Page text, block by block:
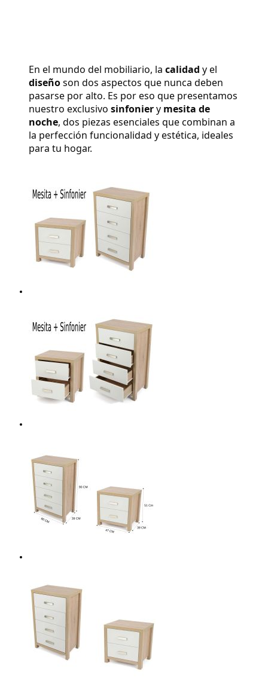
En el mundo del mobiliario, la calidad
diseño son dos aspectos que nunca deben
pasarse por alto. Es por eso que presentamos
nuestro exclusivo sinfonier y mesita de
noche, dos piezas esenciales que combinan a
la perfección funcionalidad y estética, ideales
para tu hogar.